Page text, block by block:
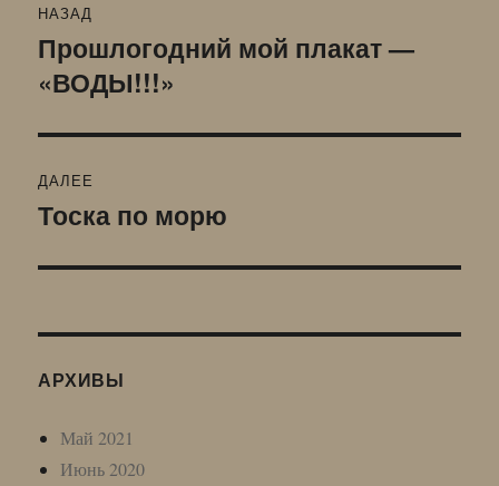
по
записям
НАЗАД
Предыдущая
запись:
Прошлогодний мой плакат —
«ВОДЫ!!!»
ДАЛЕЕ
Следующая
Тоска по морю
АРХИВЫ
Май 2021
Июнь 2020